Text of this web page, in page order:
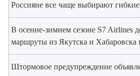
Россияне все чаще выбирают
В осенне-зимнем сезоне S7 Airlines
маршруты из Якутска и Хабаровска
Штормовое предупреждение